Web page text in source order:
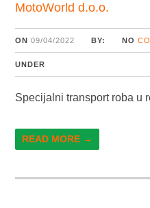
MotoWorld d.o.o.
ON 09/04/2022 BY: NO
UNDER
Specijalni transport roba u
READ MORE →